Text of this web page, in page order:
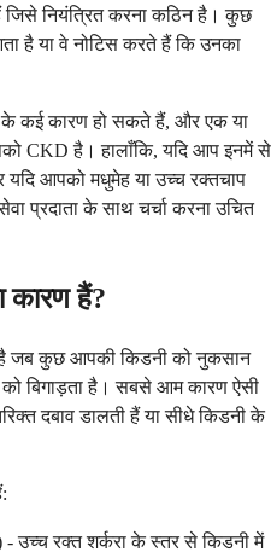
नियंत्रित करना कठिन है। कुछ
है या वे नोटिस करते हैं कि उनका
के कई कारण हो सकते हैं, और एक या
CKD है। हालाँकि, यदि आप इनमें से
आपको मधुमेह या उच्च रक्तचाप
प्रदाता के साथ चर्चा करना उचित
कारण हैं?
है जब कुछ आपकी किडनी को नुकसान
बिगाड़ता है। सबसे आम कारण ऐसी
दबाव डालती हैं या सीधे किडनी के
- उच्च रक्त शर्करा के स्तर से किडनी में